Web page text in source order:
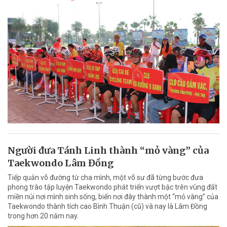
Người đưa Tánh Linh thành “mỏ vàng” của
Taekwondo Lâm Đồng
Tiếp quản võ đường từ cha mình, một võ sư đã từng bước đưa
phong trào tập luyện Taekwondo phát triển vượt bậc trên vùng đất
miền núi nơi mình sinh sống, biến nơi đây thành một “mỏ vàng” của
Taekwondo thành tích cao Bình Thuận (cũ) và nay là Lâm Đồng
trong hơn 20 năm nay.